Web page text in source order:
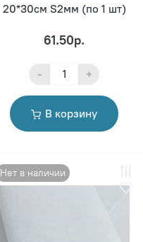
20*30см S2мм (по 1 шт)
61.50р.
- +
В корзину
Нет в наличии